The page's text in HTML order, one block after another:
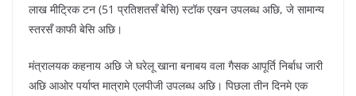
लाख मीट्रिक टन (51 प्रतिशतसँ बेसि) स्टॉक एखन उपलब्ध अछि, जे सामान्य
स्तरसँ काफी बेसि अछि।
मंत्रालयक कहनाय अछि जे घरेलू खाना बनाबय वला गैसक आपूर्ति निर्बाध जारी
अछि आओर पर्याप्त मात्रामे एलपीजी उपलब्ध अछि। पिछला तीन दिनमे एक